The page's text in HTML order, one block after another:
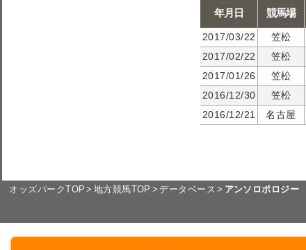
年月日 競馬場
2017/03/22 笠松
2017/02/22
笠松
2017/01/26
笠松
2016/12/30
笠松
2016/12/21
名古屋
オッズパークTOP 地方競馬TOP データベース アンソロポロジー